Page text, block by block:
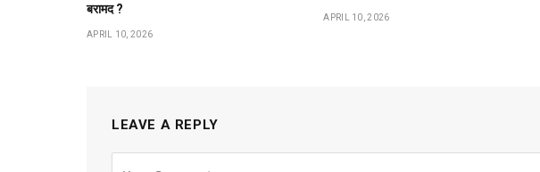
बरामद ?
APRIL 10, 2026
APRIL 10, 2026
LEAVE A REPLY